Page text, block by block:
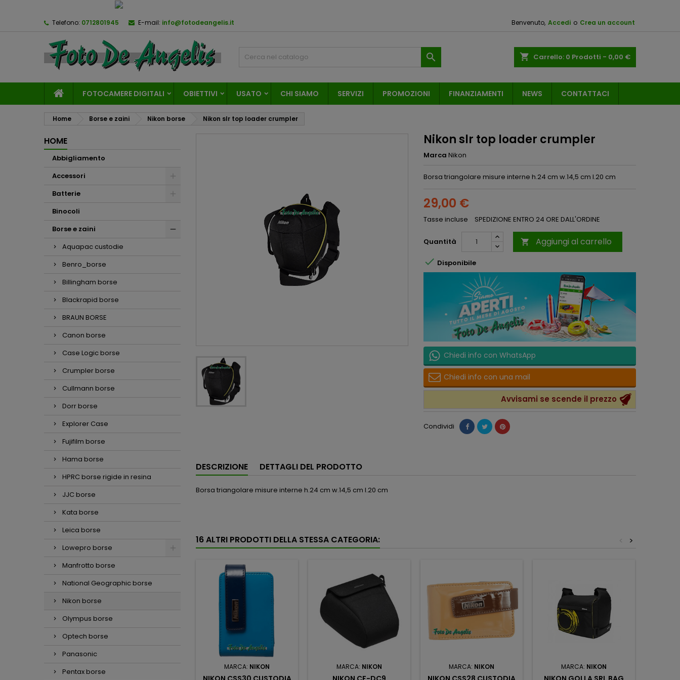
Telefono: 0712801945 E-mail: info@fotodeangelis.it Benvenuto, Accedi o Crea un account
shopping_cart Carrello: 0 Prodotti - 0,00 €

FOTOCAMERE DIGITALI OBIETTIVI USATO CHI SIAMO SERVIZI PROMOZIONI FINANZIAMENTI NEWS CONTATTACI
Home Borse e zaini Nikon borse Nikon slr top loader crumpler
HOME
Abbigliamento
Accessori
Batterie
Binocoli
Borse e zaini
Aquapac custodie
Benro_borse
Billingham borse
Blackrapid borse
BRAUN BORSE
Canon borse
Case Logic borse
Crumpler borse
Cullmann borse
Dorr borse
Explorer Case
Fujifilm borse
Hama borse
HPRC borse rigide in resina
JJC borse
Kata borse
Leica borse
Lowepro borse
Manfrotto borse
National Geographic borse
Nikon borse
Olympus borse
Optech borse
Panasonic
Pentax borse
Nikon slr top loader crumpler
Marca Nikon
Borsa triangolare misure interne h.24 cm w.14,5 cm l.20 cm
29,00 €
Tasse incluse SPEDIZIONE ENTRO 24 ORE DALL'ORDINE
Quantità  Aggiungi al carrello
 Disponibile
Chiedi info con WhatsApp
Chiedi info con una mail
Avvisami se scende il prezzo
Condividi
DESCRIZIONE DETTAGLI DEL PRODOTTO
Borsa triangolare misure interne h.24 cm w.14,5 cm l.20 cm
16 ALTRI PRODOTTI DELLA STESSA CATEGORIA: >
<
MARCA: NIKON MARCA: NIKON MARCA: NIKON MARCA: NIKON